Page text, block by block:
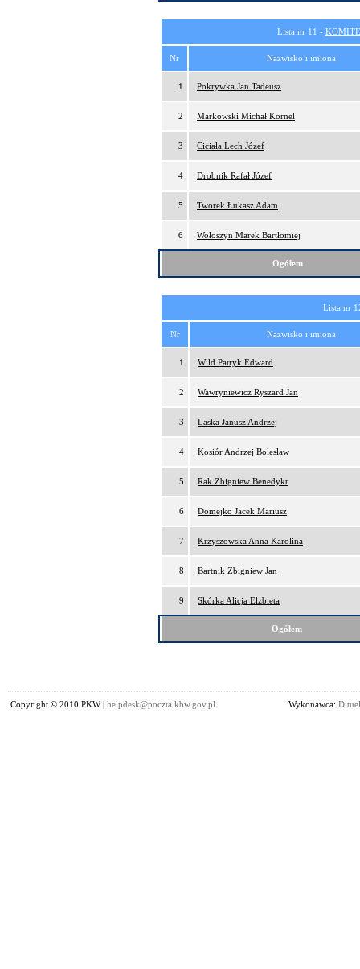
Lista nr 11 -
Nr Nazwisko i imiona
1 Pokrywka Jan Tadeusz
2 Markowski Michał Kornel
3 Ciciała Lech Józef
4 Drobnik Rafał Józef
5 Tworek Łukasz Adam
6 Wołoszyn Marek Bartłomiej
Ogółem
Lista nr
Nr Nazwisko i imiona
1 Wild Patryk Edward
2 Wawryniewicz Ryszard Jan
3 Laska Janusz Andrzej
4 Kosiór Andrzej Bolesław
5 Rak Zbigniew Benedykt
6 Domejko Jacek Mariusz
7 Krzyszowska Anna Karolina
8 Bartnik Zbigniew Jan
9 Skórka Alicja Elżbieta
Ogółem
Copyright © 2010 PKW | helpdesk@poczta.kbw.gov.pl Wykonawca: